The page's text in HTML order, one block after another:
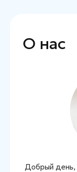
О нас
Добрый день,